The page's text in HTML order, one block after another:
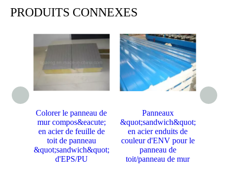
PRODUITS CONNEXES
Colorer le panneau de
mur compos&eacute;
en acier de feuille de
toit de panneau
&quot;sandwich&quot;
d'EPS/PU
Panneaux
&quot;sandwich&quot;
en acier enduits de
couleur d'ENV pour le
panneau de
toit/panneau de mur